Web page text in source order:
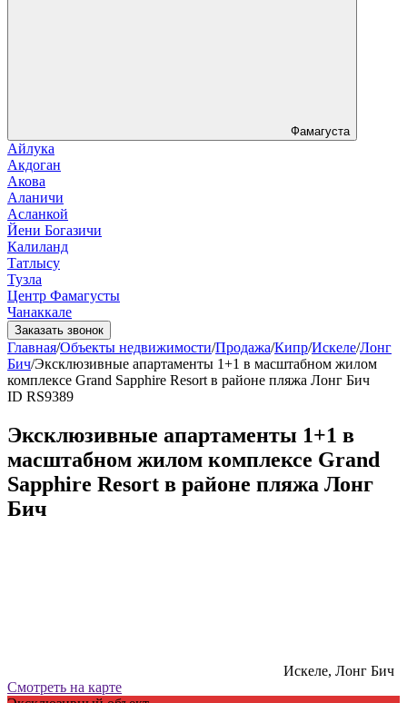
Фамагуста
Айлука
Акдоган
Акова
Аланичи
Асланкой
Йени Богазичи
Калиланд
Татлысу
Тузла
Центр Фамагусты
Чанаккале
Заказать звонок
Главная/Объекты недвижимости/Продажа/Кипр/Искеле/Лонг
Бич/Эксклюзивные апартаменты 1+1 в масштабном жилом
комплексе Grand Sapphire Resort в районе пляжа Лонг Бич
ID RS9389
Эксклюзивные апартаменты 1+1 в
масштабном жилом комплексе Grand
Sapphire Resort в районе пляжа Лонг
Бич
Искеле, Лонг Бич
Смотреть на карте